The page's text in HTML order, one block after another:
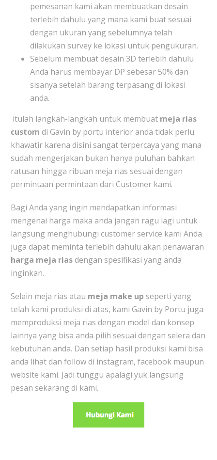
pemesanan kami akan membuatkan desain
terlebih dahulu yang mana kami buat sesuai
dengan ukuran yang sebelumnya telah
dilakukan survey ke lokasi untuk pengukuran.
Sebelum membuat desain 3D terlebih dahulu
Anda harus membayar DP sebesar 50% dan
sisanya setelah barang terpasang di lokasi
anda.
itulah langkah-langkah untuk membuat meja rias
custom di Gavin by portu interior anda tidak perlu
khawatir karena disini sangat terpercaya yang mana
sudah mengerjakan bukan hanya puluhan bahkan
ratusan hingga ribuan meja rias sesuai dengan
permintaan permintaan dari Customer kami.
Bagi Anda yang ingin mendapatkan informasi
mengenai harga maka anda jangan ragu lagi untuk
langsung menghubungi customer service kami Anda
juga dapat meminta terlebih dahulu akan penawaran
harga meja riasdengan spesifikasi yang anda
inginkan.
Selain meja rias atau meja make up seperti yang
telah kami produksi di atas, kami Gavin by Portu juga
memproduksi meja rias dengan model dan konsep
lainnya yang bisa anda pilih sesuai dengan selera dan
kebutuhan anda. Dan setiap hasil produksi kami bisa
anda lihat dan follow di instagram, facebook maupun
website kami. Jadi tunggu apalagi yuk langsung
pesan sekarang di kami.